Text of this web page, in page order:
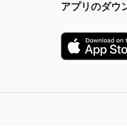
アプリのダウ